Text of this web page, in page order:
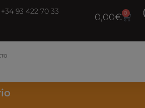
+34 93 422 70 33
0,00€ 0